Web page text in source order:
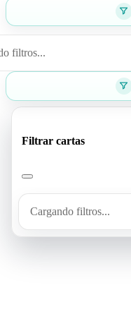
filtros...
Filtrar cartas
Cargando filtros...